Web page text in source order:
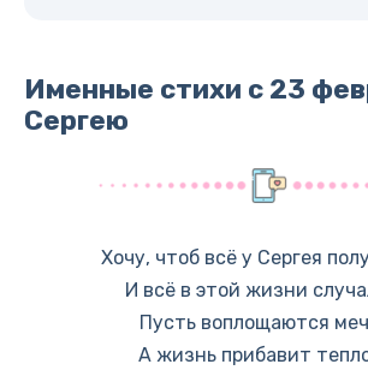
Именные стихи с 23
Сергею
Хочу, чтоб всё у Сергея
И всё в этой жизни
Пусть воплощаются
А жизнь прибавит